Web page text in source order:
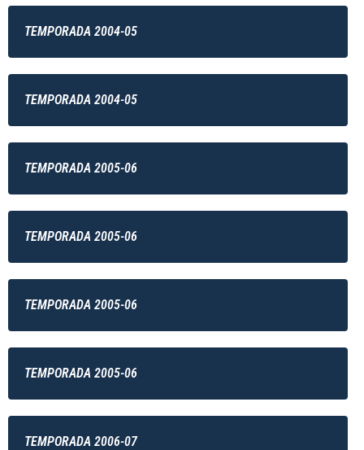
TEMPORADA 2004-05
TEMPORADA 2004-05
TEMPORADA 2005-06
TEMPORADA 2005-06
TEMPORADA 2005-06
TEMPORADA 2005-06
TEMPORADA 2006-07